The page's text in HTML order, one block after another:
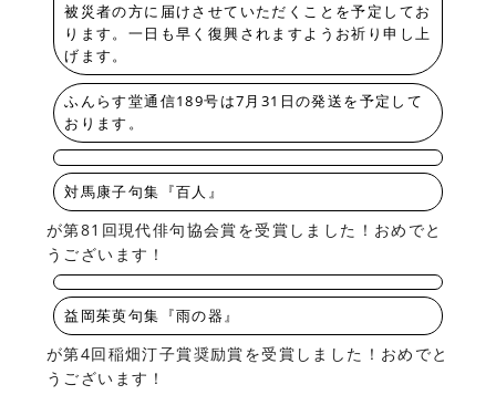
被災者の方に届けさせていただくことを予定してお
ります。一日も早く復興されますようお祈り申し上
げます。
ふんらす堂通信189号は7月31日の発送を予定して
おります。
対馬康子句集『百人』
が第81回現代俳句協会賞を受賞しました！おめでと
うございます！
益岡茱萸句集『雨の器』
が第4回稲畑汀子賞奨励賞を受賞しました！おめでと
うございます！